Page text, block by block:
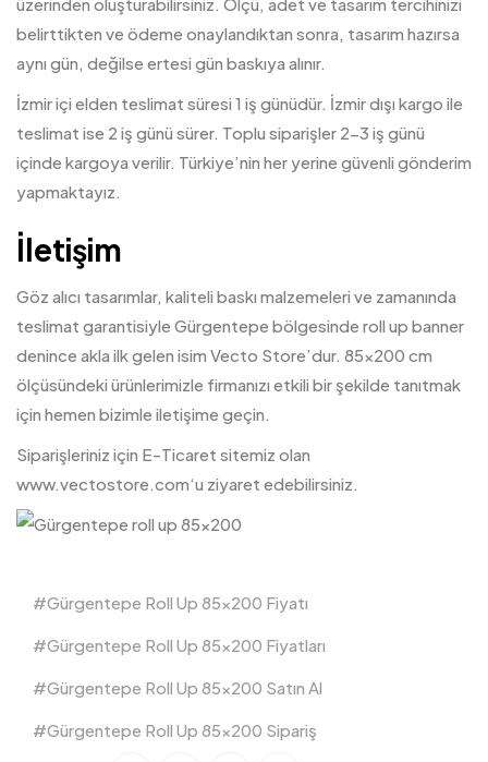
belirttikten ve ödeme onaylandıktan sonra, tasarım hazırsa
aynı gün, değilse ertesi gün baskıya alınır.
İzmir içi elden teslimat süresi 1 iş günüdür. İzmir dışı kargo ile
teslimat ise 2 iş günü sürer. Toplu siparişler 2-3 iş günü
içinde kargoya verilir. Türkiye’nin her yerine güvenli gönderim
yapmaktayız.
İletişim
Göz alıcı tasarımlar, kaliteli baskı malzemeleri ve zamanında
teslimat garantisiyle Gürgentepe bölgesinde roll up banner
denince akla ilk gelen isim Vecto Store’dur. 85×200 cm
ölçüsündeki ürünlerimizle firmanızı etkili bir şekilde tanıtmak
için hemen bizimle iletişime geçin.
Siparişleriniz için E-Ticaret sitemiz olan
www.vectostore.com‘u ziyaret edebilirsiniz.
Gürgentepe Roll Up 85x200 Fiyatı
Gürgentepe Roll Up 85x200 Fiyatları
Gürgentepe Roll Up 85x200 Satın Al
Gürgentepe Roll Up 85x200 Sipariş